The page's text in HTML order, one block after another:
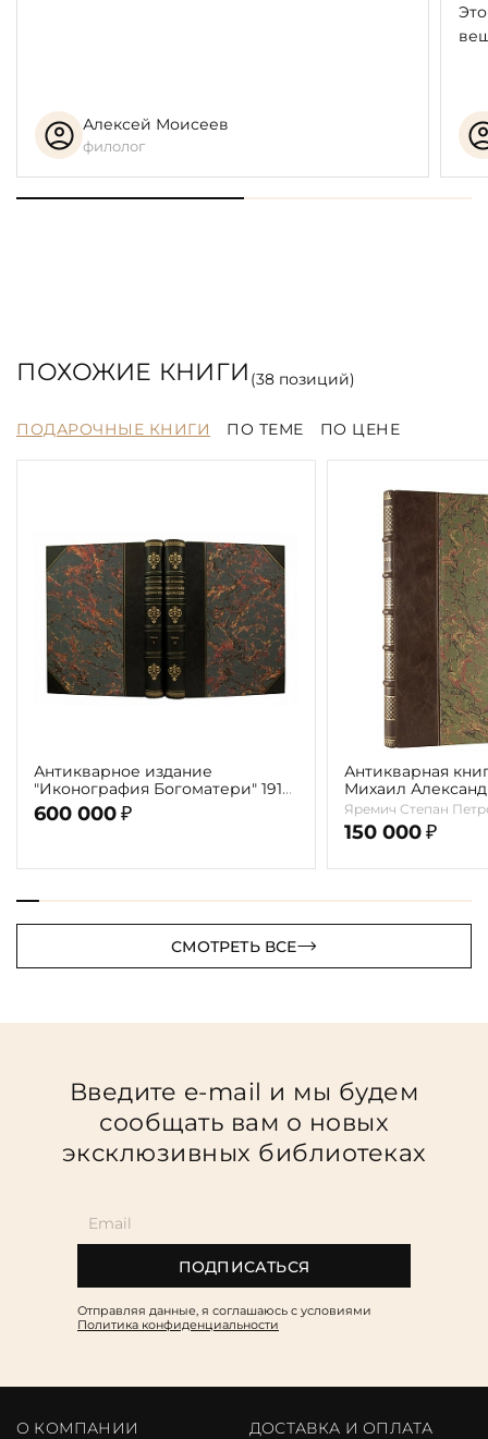
Алексей Моисеев
филолог
ПОХОЖИЕ КНИГИ (38позиций)
ПОДАРОЧНЫЕ КНИГИ ПО ТЕМЕ ПО ЦЕНЕ
Антикварное издание
"Иконография Богоматери" 1914
г. (в 2-х томах с автографом
автора)
600 000 ₽
Антикварная
Михаил
Врубель. Жизнь
1911г.
Яремич Степан
150 000 ₽
СМОТРЕТЬ ВСЕ
Введите e-mail и мы будем
сообщать вам о новых
эксклюзивных библиотеках
ПОДПИСАТЬСЯ
Отправляя данные, я соглашаюсь c условиями
Политика конфиденциальности
О КОМПАНИИ ДОСТАВКА И ОПЛАТА